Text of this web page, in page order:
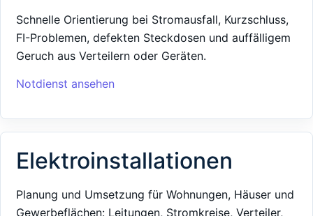
Schnelle Orientierung bei Stromausfall, Kurzschluss,
FI-Problemen, defekten Steckdosen und auffälligem
Geruch aus Verteilern oder Geräten.
Notdienst ansehen
Elektroinstallationen
Planung und Umsetzung für Wohnungen, Häuser und
Gewerbeflächen: Leitungen, Stromkreise, Verteiler,